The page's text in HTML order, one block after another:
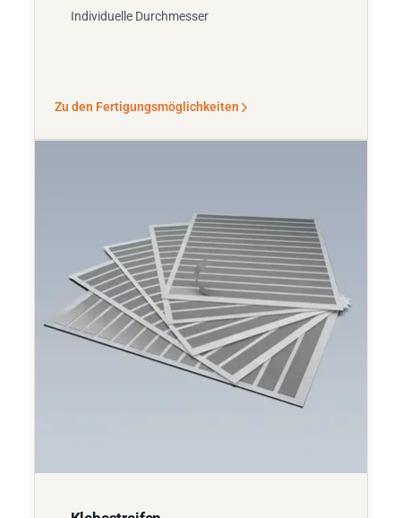
Individuelle Durchmesser
Zu den Fertigungsmöglichkeiten